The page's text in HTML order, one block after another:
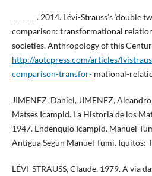
_______. 2014. Lévi-Strauss’s ‘double
comparison: transformational
societies. Anthropology of this
http://aotcpress.com/articles/
comparison-transfor-mational-
JIMENEZ, Daniel, JIMENEZ,
Matses Icampid. La Historia de los
1947. Endenquio Icampid. Manuel
Antigua Segun Manuel Tumi. Iquitos:
LÉVI-STRAUSS, Claude. 1979. A via